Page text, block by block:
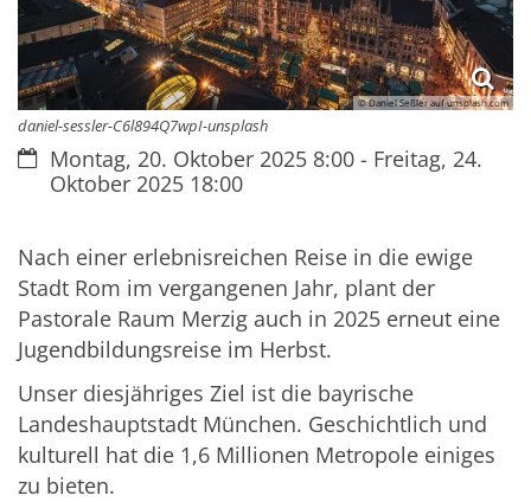
© Daniel Seßler auf unsplash.com
daniel-sessler-C6l894Q7wpI-unsplash
Datum:
Montag, 20. Oktober 2025 8:00 - Freitag, 24.
Oktober 2025 18:00
Nach einer erlebnisreichen Reise in die ewige
Stadt Rom im vergangenen Jahr, plant der
Pastorale Raum Merzig auch in 2025 erneut eine
Jugendbildungsreise im Herbst.
Unser diesjähriges Ziel ist die bayrische
Landeshauptstadt München. Geschichtlich und
kulturell hat die 1,6 Millionen Metropole einiges
zu bieten.